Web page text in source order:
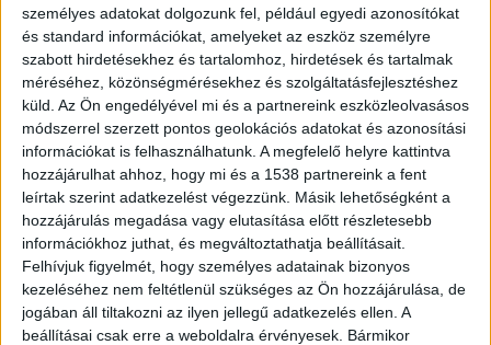
személyes adatokat dolgozunk fel, például egyedi azonosítókat
és standard információkat, amelyeket az eszköz személyre
szabott hirdetésekhez és tartalomhoz, hirdetések és tartalmak
méréséhez, közönségmérésekhez és szolgáltatásfejlesztéshez
küld. Az Ön engedélyével mi és a partnereink eszközleolvasásos
módszerrel szerzett pontos geolokációs adatokat és azonosítási
információkat is felhasználhatunk. A megfelelő helyre kattintva
hozzájárulhat ahhoz, hogy mi és a 1538 partnereink a fent
leírtak szerint adatkezelést végezzünk. Másik lehetőségként a
hozzájárulás megadása vagy elutasítása előtt részletesebb
információkhoz juthat, és megváltoztathatja beállításait.
Felhívjuk figyelmét, hogy személyes adatainak bizonyos
kezeléséhez nem feltétlenül szükséges az Ön hozzájárulása, de
jogában áll tiltakozni az ilyen jellegű adatkezelés ellen. A
beállításai csak erre a weboldalra érvényesek. Bármikor
Hivatásos nevelőszülőként
tevékenykedett
Az elítélt nő 2017 – 2023 között, különböző
időszakokban négy kiskorú gyermekről
gondoskodott, mint nevelőszülő. Ezen
időszakokban tatabányai otthonában
rendszeresen bántalmazta a gondozására bízott
gyermekeket.A Kékvillogó legfrissebb híreit ide
kattintva éred el! A Facebookon már 342 ezernél
is többen követnek minket.